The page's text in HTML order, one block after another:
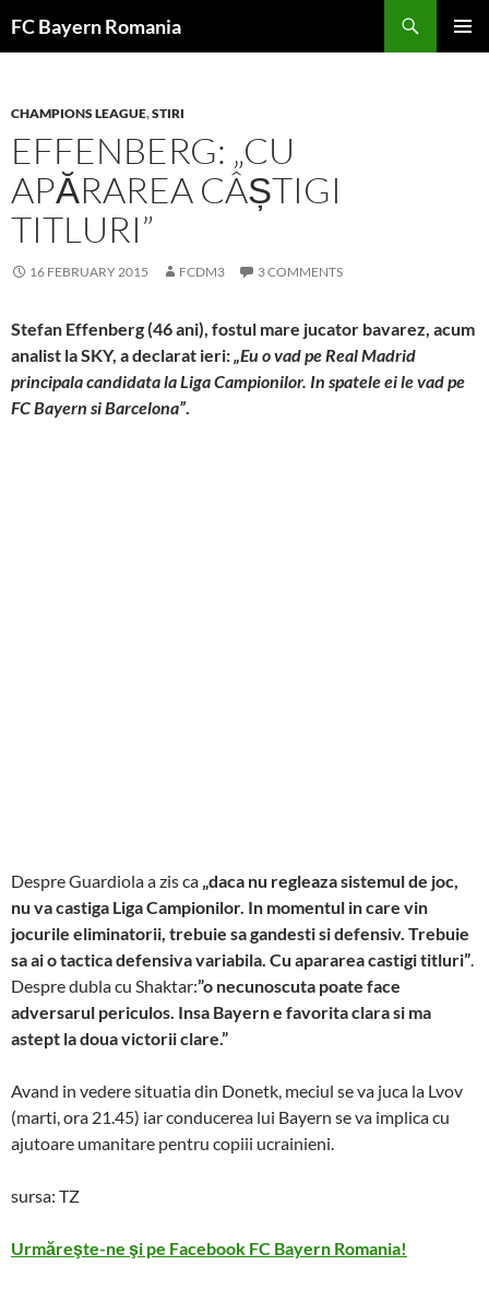
toFC Bayern Romania
CHAMPIONS LEAGUE,STIRI
EFFENBERG: „CU
APĂRAREA CÂȘTIGI
TITLURI”
16 FEBRUARY 2015 FCDM3 3 COMMENTS
Stefan Effenberg (46 ani), fostul mare jucator bavarez, acum
analist la SKY, a declarat ieri:„Eu o vad pe Real Madrid
principala candidata la Liga Campionilor. In spatele ei le vad pe
FC Bayern si Barcelona”.
Despre Guardiola a zis ca „daca nu regleaza sistemul de joc,
nu va castiga Liga Campionilor. In momentul in care vin
jocurile eliminatorii, trebuie sa gandesti si defensiv. Trebuie
sa ai o tactica defensiva variabila. Cu apararea castigi titluri”.
Despre dubla cu Shaktar:”o necunoscuta poate face
adversarul periculos. Insa Bayern e favorita clara si ma
astept la doua victorii clare.”
Avand in vedere situatia din Donetk, meciul se va juca la Lvov
(marti, ora 21.45) iar conducerea lui Bayern se va implica cu
ajutoare umanitare pentru copiii ucrainieni.
sursa: TZ
Urmăreşte-ne şi pe Facebook FC Bayern Romania!